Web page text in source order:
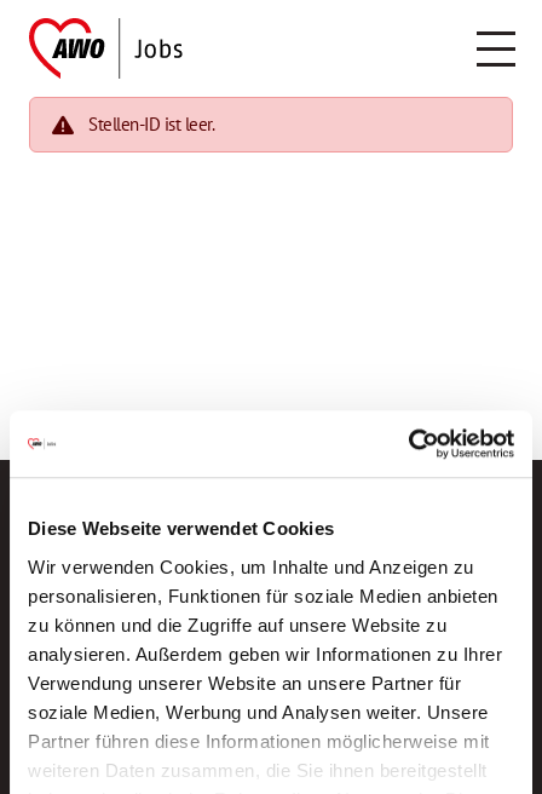
Diese Webseite verwendet Cookies
Wir verwenden Cookies, um Inhalte und Anzeigen zu
personalisieren, Funktionen für soziale Medien anbieten
zu können und die Zugriffe auf unsere Website zu
analysieren. Außerdem geben wir Informationen zu Ihrer
Verwendung unserer Website an unsere Partner für
soziale Medien, Werbung und Analysen weiter. Unsere
Partner führen diese Informationen möglicherweise mit
weiteren Daten zusammen, die Sie ihnen bereitgestellt
Stellen-ID ist leer.
Neue Stellen per E-Mail.
Ein kostenloser Service von AWO
Jobs.
E-Mail-Adresse eintragen